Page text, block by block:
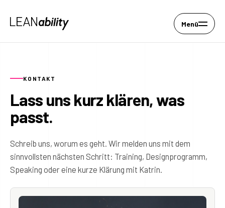
Menü
KONTAKT
Lass uns kurz klären, was
passt.
Schreib uns, worum es geht. Wir melden uns mit dem
sinnvollsten nächsten Schritt: Training, Designprogramm,
Speaking oder eine kurze Klärung mit Katrin.